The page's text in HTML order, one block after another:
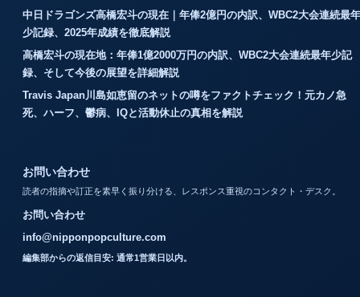
中日ドラゴンズ高橋宏斗の現在｜年俸2億円の内訳、WBC2大会連続最年
少記録、2025年成績を徹底解説
高橋宏斗の現在地：年俸1億2000万円の内訳、WBC2大会連続最年少記
録、そして今後の展望を詳細解説
Travis Japan川島如恵留のネットの噂をファクトチェック！元カノ急
死、ハーフ、鬱病、IQと活動休止の真相を解説
お問い合わせ
読者の指摘や訂正を素早く振り分ける、レスポンス重視のコンタクト・デスク。
お問い合わせ
info@nipponpopculture.com
編集部からの返信目安: 通常1営業日以内。